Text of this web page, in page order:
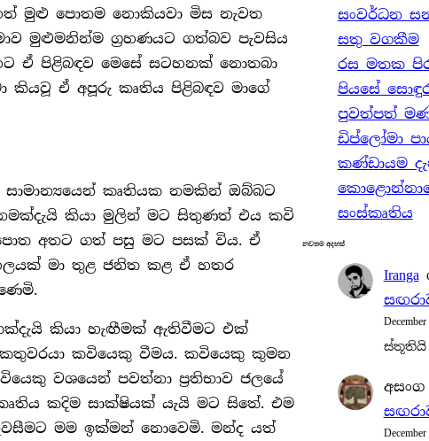
මුළු පොතම නොකියවා මිස නැවත
මුළුමනින්ම ග‍්‍රහණයට ගත්බව පැවසිය
ඒ පිළිබඳව මෙසේ සටහනක් නොතබා
කියවූ ඒ අපූරු කෘතිය පිළිබඳව මාගේ
කෘතියක නමකින් ඔබ්බට
කියා මුලින් මට සිතුණත් එය කවි
අතට ගත් පසු මට පසක් විය. ඒ
මා තුළ ජනිත කළ ඒ හතර
කියා හැඟීමක් ඇතිවීමට එක්
කවියෙකු වීමය. කවියෙකු කුමන
වශයෙන් පවත්නා ප‍්‍රතිභාව ජලයේ
කදිම සාක්ෂියක් යැයි මට සිතේ. එම
මම ඉක්මන් නොවෙමි. මන්ද යත්
සංවර්ධන
සතු වගකීම
රස මතක
පියසේ
පුවත්පත්
ඩිප්ලෝමා
කණ්ඩායම
සංස්කෘතිය
නවතම අදහස්
Iranga
ස්තූතියි
අසංග